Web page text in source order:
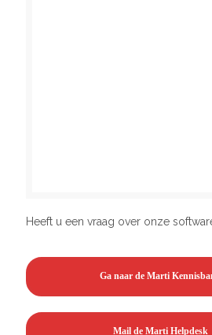
Heeft u een vraag over onze
Ga naar de Marti
Mail de Marti Helpdesk